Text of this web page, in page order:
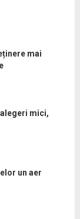
mai
mici,
un aer